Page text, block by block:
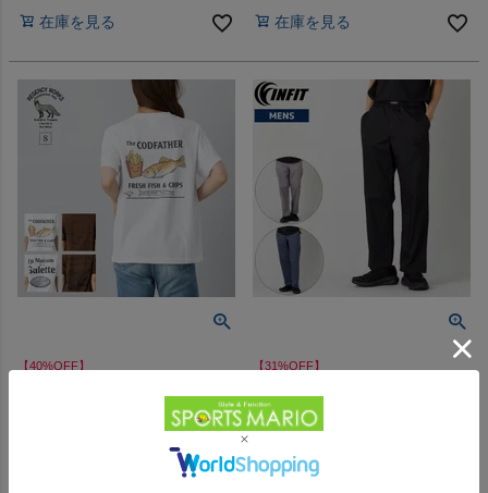
在庫を見る 在庫を見る
【40%OFF】
トスリーブティー コットン 綿
半袖 猫 ねこ 文字 可愛い おし
ゃれ シンプル REGENCY
WORKS Short Sleeve Tee アウ
【31%OFF】
パンツ INFIT アウトレット セ
ール
販売価格